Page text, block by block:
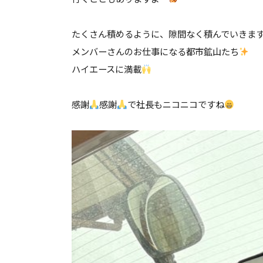
たくさん積めるように、隙間なく積んでいきま
メンバーさんのお仕事になる都市鉱山たち
ハイエースに満載
感謝 感謝 で社長もニコニコですね